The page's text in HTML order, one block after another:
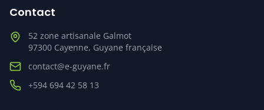
Contact
52 zone artisanale Galmot
97300 Cayenne, Guyane française
contact@e-guyane.fr
+594 694 42 58 13